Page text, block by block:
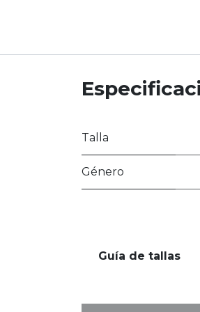
Talla
Género
Guía de tallas